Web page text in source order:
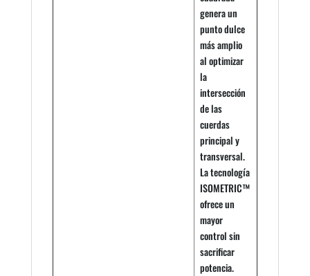
genera un
punto dulce
más amplio
al optimizar
la
intersección
de las
cuerdas
principal y
transversal.
La tecnología
ISOMETRIC™
ofrece un
mayor
control sin
sacrificar
potencia.